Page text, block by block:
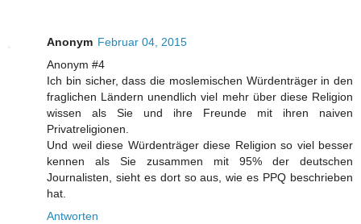
Anonym Februar 04, 2015
Anonym #4
Ich bin sicher, dass die moslemischen Würdenträger in den
fraglichen Ländern unendlich viel mehr über diese Religion
wissen als Sie und ihre Freunde mit ihren naiven
Privatreligionen.
Und weil diese Würdenträger diese Religion so viel besser
kennen als Sie zusammen mit 95% der deutschen
Journalisten, sieht es dort so aus, wie es PPQ beschrieben
hat.
Antworten